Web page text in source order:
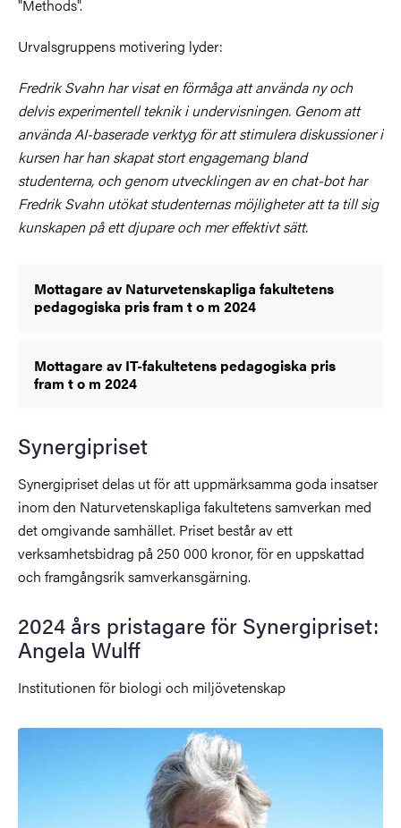
"Methods".
Urvalsgruppens motivering lyder:
Fredrik Svahn har visat en förmåga att använda ny och
delvis experimentell teknik i undervisningen. Genom att
använda AI-baserade verktyg för att stimulera diskussioner i
kursen har han skapat stort engagemang bland
studenterna, och genom utvecklingen av en chat-bot har
Fredrik Svahn utökat studenternas möjligheter att ta till sig
kunskapen på ett djupare och mer effektivt sätt.
Mottagare av Naturvetenskapliga fakultetens
pedagogiska pris fram t o m 2024
Mottagare av IT-fakultetens pedagogiska pris
fram t o m 2024
Synergipriset
Synergipriset delas ut för att uppmärksamma goda insatser
inom den Naturvetenskapliga fakultetens samverkan med
det omgivande samhället. Priset består av ett
verksamhetsbidrag på 250 000 kronor, för en uppskattad
och framgångsrik samverkansgärning.
2024 års pristagare för Synergipriset:
Angela Wulff
Institutionen för biologi och miljövetenskap
Bild